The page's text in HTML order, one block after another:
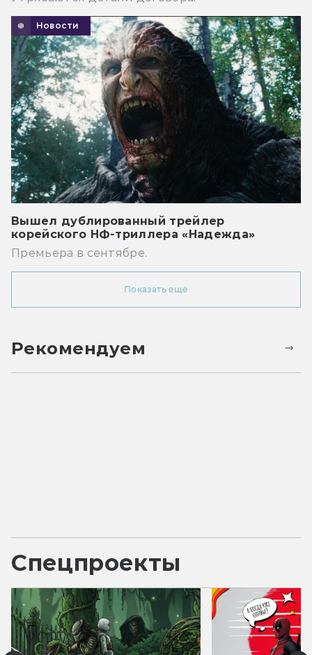
Новости
Вышел дублированный трейлер
корейского НФ-триллера «Надежда»
Премьера в сентябре.
Показать ещё
Рекомендуем
Спецпроекты